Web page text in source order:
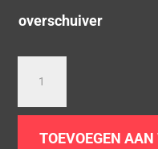
overschuiver
overschuif
met
klemmen
TOEVOEGEN